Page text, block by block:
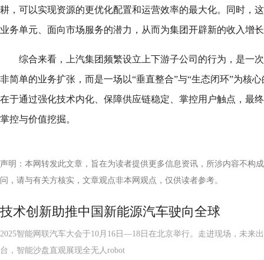
耕，可以实现资源的更优化配置和运营效率的最大化。同时，
业务单元、面向市场服务的潜力，从而为集团开辟新的收入增
综合来看，上汽集团频繁设立上下游子公司的行为，是一
非简单的业务扩张，而是一场以“垂直整合”与“生态闭环”为核
在于通过强化技术内化、保障供应链稳定、掌控用户触点，最
掌控与价值挖掘。
声明：本网转发此文章，旨在为读者提供更多信息资讯，所涉内容不构
问，请与有关方核实，文章观点非本网观点，仅供读者参考。
技术创新助推中国新能源汽车驶向全球
2025智能网联汽车大会于10月16日—18日在北京举行。走进现场，未来
台，智能沙盘直观展现全无人robot